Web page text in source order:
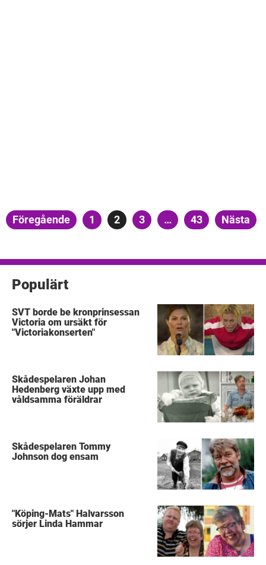
Sidnumrering
Föregående Sida
1 Sida
2 Sida
3 … Sida
43 Nästa
Populärt
SVT borde be kronprinsessan
Victoria om ursäkt för
"Victoriakonserten"
Skådespelaren Johan
Hedenberg växte upp med
våldsamma föräldrar
Skådespelaren Tommy
Johnson dog ensam
"Köping-Mats" Halvarsson
sörjer Linda Hammar